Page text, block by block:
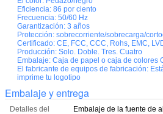
Eficiencia: 86 por ciento
Frecuencia: 50/60 Hz
Garantización: 3 años
Protección: sobrecorriente/sobrecarga/
Certificado: CE, FCC, CCC, Rohs, EMC,
Producción: Solo. Doble. Tres. Cuatro
Embalaje: Caja de papel o caja de colores
El fabricante de equipos de fabricación:
imprime tu logotipo
Embalaje y entrega
Detalles del
Embalaje de la fuente de